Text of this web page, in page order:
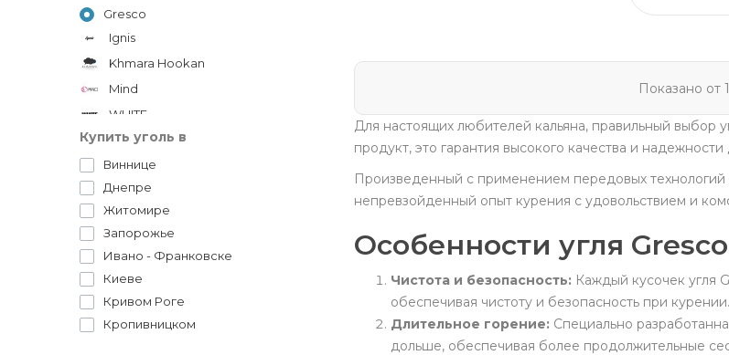
Gresco
Ignis
Khmara Hookan
Mind
WHITE
Yahya
Купить уголь в
Виннице
Днепре
Житомире
Запорожье
Ивано - Франковске
Киеве
Кривом Роге
Кропивницком
Показано от
Для настоящих любителей кальяна, правильный выбор
продукт, это гарантия высокого качества и надежности
Произведенный с применением передовых технологий
непревзойденный опыт курения с удовольствием и
Особенности угля Gresco
Чистота и безопасность: Каждый кусочек угля
обеспечивая чистоту и безопасность при курении.
Длительное горение: Специально
дольше, обеспечивая более продолжительные